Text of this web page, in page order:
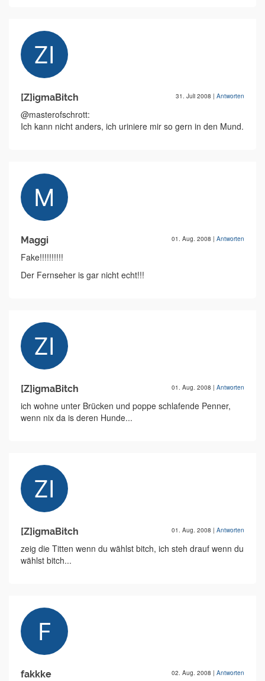
[Z]igmaBitch 31. Juli 2008 | Antworten
@masterofschrott:
Ich kann nicht anders, ich uriniere mir so gern in den Mund.
Maggi 01. Aug. 2008 | Antworten
Fake!!!!!!!!!!
Der Fernseher is gar nicht echt!!!
[Z]igmaBitch 01. Aug. 2008 | Antworten
ich wohne unter Brücken und poppe schlafende Penner,
wenn nix da is deren Hunde...
[Z]igmaBitch 01. Aug. 2008 | Antworten
zeig die Titten wenn du wählst bitch, ich steh drauf wenn du
wählst bitch...
fakkke 02. Aug. 2008 | Antworten